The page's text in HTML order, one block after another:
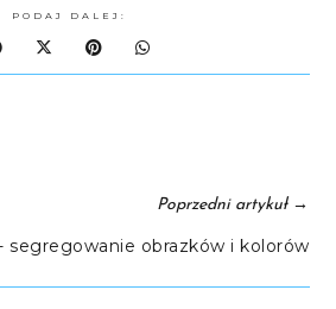
PODAJ DALEJ:
Poprzedni artykuł→
segregowanie obrazków i kolorów